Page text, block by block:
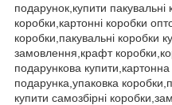
подарунок,купити пакувальні
коробки,картонні коробки
коробки,пакувальні коробки
замовлення,крафт
подарункова
подарунка,упаковка
купити самозбірні